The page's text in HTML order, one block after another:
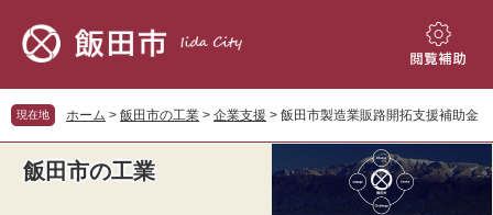
先
頭
す。
を
飛
閲
補
現在地 ホーム > 飯田市の工業 > 企業支援 > 飯田市製造業販路開拓支援補助金
飯田市の工業